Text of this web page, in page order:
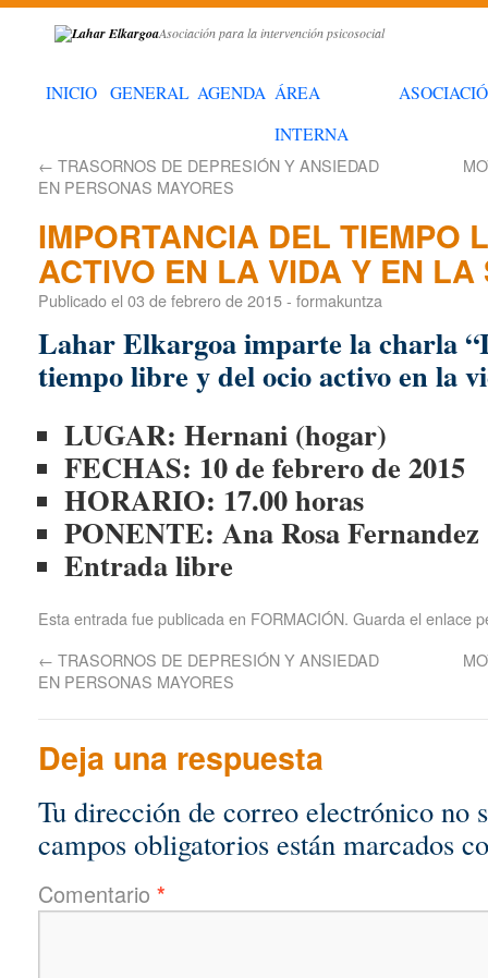
Asociación para la intervención psicosocial
INICIO GENERAL AGENDA ÁREA
INTERNA
← TRASORNOS DE DEPRESIÓN Y ANSIEDAD
EN PERSONAS MAYORES
IMPORTANCIA DEL TIEMPO
ACTIVO EN LA VIDA Y EN LA
Publicado el 03 de febrero de 2015- formakuntza
Lahar Elkargoa imparte la charla
tiempo libre y del ocio activo en la
LUGAR: Hernani (hogar)
FECHAS: 10 de febrero de 2015
HORARIO: 17.00 horas
PONENTE: Ana Rosa Fernandez
Entrada libre
Esta entrada fue publicada en FORMACIÓN. Guarda el enlace
← TRASORNOS DE DEPRESIÓN Y ANSIEDAD
EN PERSONAS MAYORES
Deja una respuesta
Tu dirección de correo electrónico no
campos obligatorios están marcados
Comentario *